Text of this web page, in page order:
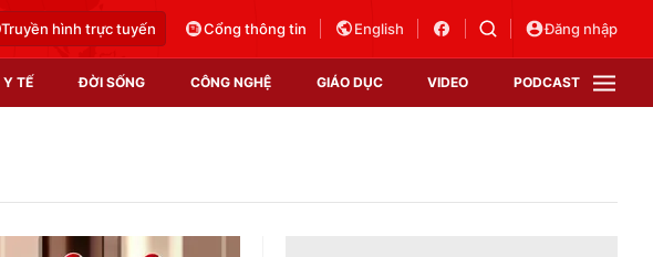
Truyền hình trực tuyến Cổng thông tin English Đăng nhập
Y TẾ ĐỜI SỐNG CÔNG NGHỆ GIÁO DỤC VIDEO PODCAST
VTV Sức khoẻ